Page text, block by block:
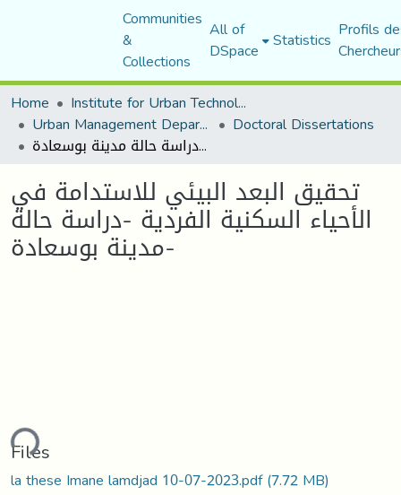
Communities
&
Collections
All of
DSpace Statistics Profils
Home
Institute for Urban Technology Management
Urban Management Department Doctoral Dissertations
تحقيق البعد البيئي للاستدامة في الأحياء السكنية الفردية -دراسة حالة مدينة بوسعادة-
تحقيق البعد البيئي للاستدامة في
الأحياء السكنية الفردية -دراسة حالة
مدينة بوسعادة-
Files
la these Imane lamdjad 10-07-2023.pdf(7.72 MB)